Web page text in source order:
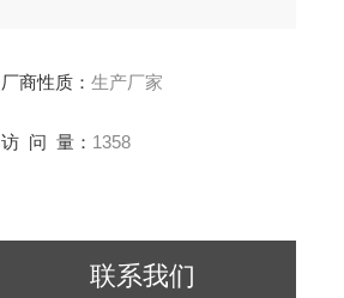
厂商性质：生产厂家
访 问 量： 1358
联系我们